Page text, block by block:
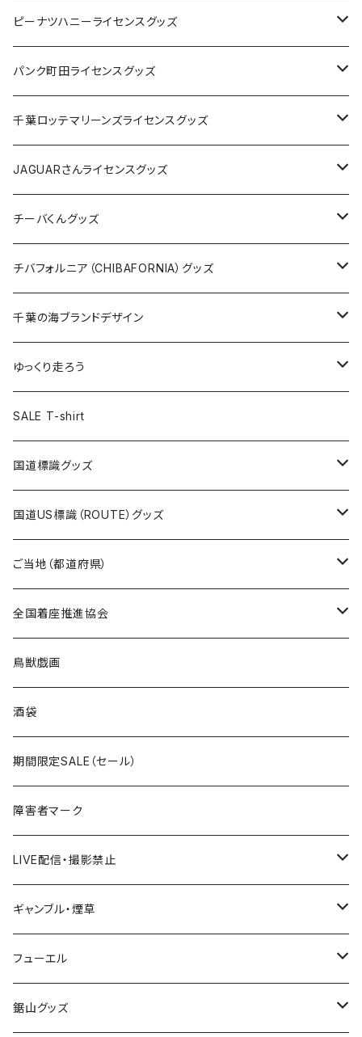
キャップ
ステッカー
缶バッジ
ホテルキーホルダー
ステッカー
缶バッジ
アクリルキーホルダー
ホテルキーホルダー
クリアファイル
Tシャツ
キャップ
トートバッグ
ランチバッグ
エコバッグ
ピーナツハニーライセンスグッズ
Tシャツ
キャップ
バッグ
ステッカー
缶バッジ
キーホルダー
クリアファイル
パンク町田ライセンスグッズ
Tシャツ
キャップ
バッグ
ステッカー
缶バッジ
キーホルダー
クリアファイル
千葉ロッテマリーンズライセンスグッズ
ステッカー
ステッカー
ステッカー大
缶バッジ
缶バッジ32mm
缶バッジ54mm
エコバッグ
JAGUARさんコラボグッズ
Tシャツ
ステッカー
サコッシュ
ホテルキーホルダー
モーテルキーホルダー
トートバッグ
JAGUARさんライセンスグッズ
Tシャツ
ステッカー
缶バッジ
クリアファイル
マスク
エコバッグ
千葉ロッテマリーンズコラボ
チーバくんグッズ
Tシャツ
キャップ
エコバッグ
ステッカー
モーテルキーホルダー
ホテルキーホルダー
トートバッグ
チバフォルニア（CHIBAFORNIA）グッズ
Tシャツ
キャップ
ステッカー
ホテルキーホルダー
千葉の海ブランドデザイン
Tシャツ
キャップ
ステッカー
ゆっくり走ろう
Tシャツ
ステッカー
ホテルキーホルダー
SALE T-shirt
国道標識グッズ
ステッカー
国道0～99号線
国道100～199号線
国道600～699号線
国道700～799号線
Tシャツ
キャップ
国道US標識（ROUTE）グッズ
ステッカー
ROUTE 0～99号線
ROUTE100～199号線
ROUTE600～699号線
ROUTE700～799号線
Tシャツ
ROUTE 0～99号線
ROUTE 100～199号線
ROUTE 600～699号線
ROUTE 700～799号線
キャップ
ROUTE 0～99号線
ROUTE 100～199号線
ROUTE 600～699号線
ROUTE 700～799号線
ご当地（都道府県）
北海道
青森県
岩手県
宮城県
秋田県
Tシャツ
ステッカー
山形県
福島県
茨城県
栃木県
全国着座推進協会
ステッカー
鳥獣戯画
酒袋
期間限定SALE（セール）
障害者マーク
LIVE配信・撮影禁止
LIVE配信禁止
撮影禁止
ギャンブル・煙草
ホテルキーホルダー
たばこ・禁煙ステッカー
フューエル
ステッカー
鋸山グッズ